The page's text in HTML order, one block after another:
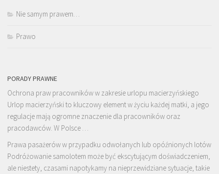
Nie samym prawem…
Prawo
PORADY PRAWNE
Ochrona praw pracowników w zakresie urlopu macierzyńskiego
Urlop macierzyński to kluczowy element w życiu każdej matki, a jego
regulacje mają ogromne znaczenie dla pracowników oraz
pracodawców. W Polsce …
Prawa pasażerów w przypadku odwołanych lub opóźnionych lotów
Podróżowanie samolotem może być ekscytującym doświadczeniem,
ale niestety, czasami napotykamy na nieprzewidziane sytuacje, takie